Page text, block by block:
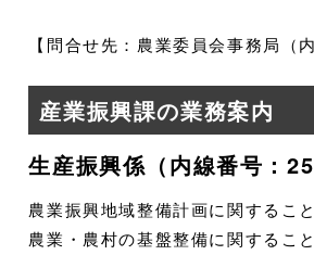
【問合せ先：農業委員会事務局（
産業振興課の業務案内
生産振興係（内線番号：
農業振興地域整備計画に関すること
農業・農村の基盤整備に関すること